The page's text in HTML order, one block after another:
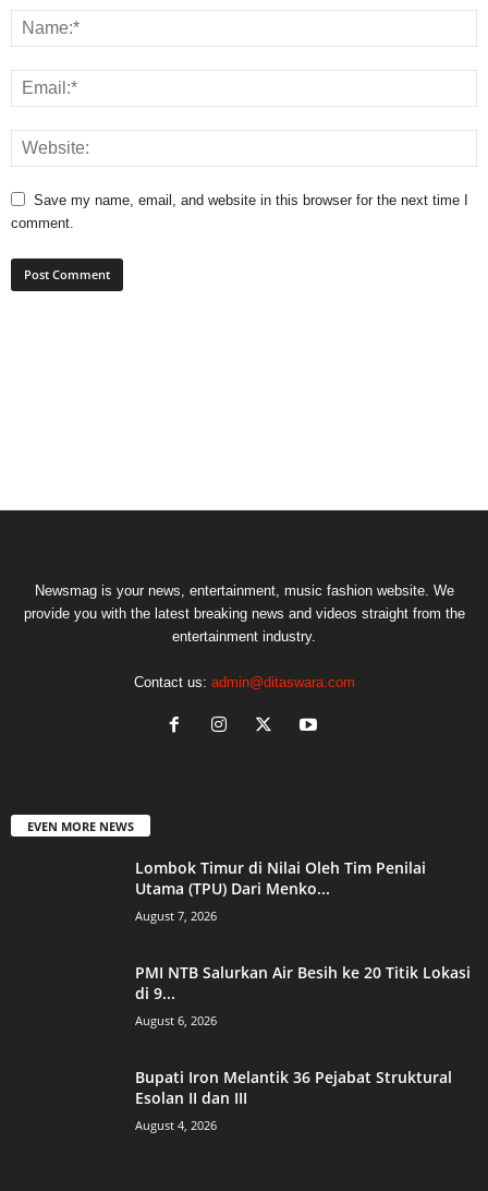
Save my name, email, and website in this browser for the next time I
comment.
Newsmag is your news, entertainment, music fashion website. We
provide you with the latest breaking news and videos straight from the
entertainment industry.
Contact us: admin@ditaswara.com
EVEN MORE NEWS
Lombok Timur di Nilai Oleh Tim Penilai
Utama (TPU) Dari Menko...
August 7, 2026
PMI NTB Salurkan Air Besih ke 20 Titik Lokasi
di 9...
August 6, 2026
Bupati Iron Melantik 36 Pejabat Struktural
Esolan II dan III
August 4, 2026